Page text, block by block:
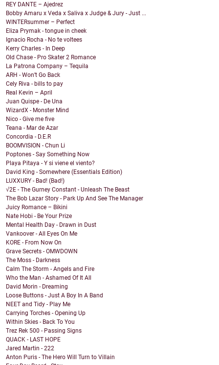
REY DANTE – Ajedrez
Bobby Amaru x Veda x Saliva x Judge & Jury - Just ...
WINTERsummer – Perfect
Eliza Prymak - tongue in cheek
Ignacio Rocha - No te voltees
Kerry Charles - In Deep
Old Chase - Pro Skater 2 Romance
La Patrona Company – Tequila
ARH - Won’t Go Back
Cely Riva - bills to pay
Real Kevin – April
Juan Quispe - De Una
WizardX - Monster Mind
Nico - Give me five
Teana - Mar de Azar
Concordia - D.E.R
BOOMVISION - Chun Li
Poptones - Say Something Now
Playa Pitaya - Y si viene el viento?
David King - Somewhere (Essentials Edition)
LUXXURY - Bad! (Bad!)
√2E - The Gurney Constant - Unleash The Beast
The Bob Lazar Story - Park Up And See The Manager
Juicy Romance – Bikini
Nate Hobi - Be Your Prize
Mental Health Day - Drawn in Dust
Vankoover - All Eyes On Me
KORE - From Now On
Grave Secrets - OMWDOWN
The Moss - Darkness
Calm The Storm - Angels and Fire
Who the Man - Ashamed Of It All
David Morin - Dreaming
Loose Buttons - Just A Boy In A Band
NEET and Tidy - Play Me
Carrying Torches - Opening Up
Within Skies - Back To You
Trez Rek 500 - Passing Signs
QUACK - LAST HOPE
Jared Martin - 222
Anton Puris - The Hero Will Turn to Villain